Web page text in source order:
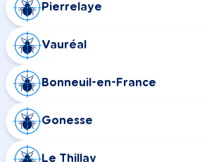
Pierrelaye
Vauréal
Bonneuil-en-France
Gonesse
Le Thillay